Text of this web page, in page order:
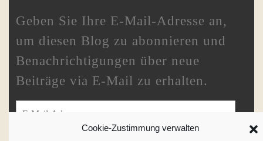
Cookie-Zustimmung verwalten
Geben Sie Ihre E-Mail-Adresse an,
um diesen Blog zu abonnieren und
Benachrichtigungen über neue
Beiträge via E-Mail zu erhalten.
E-Mail-Adresse